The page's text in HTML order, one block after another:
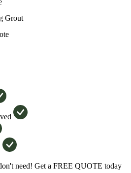
Grout
need! Get a FREE QUOTE today